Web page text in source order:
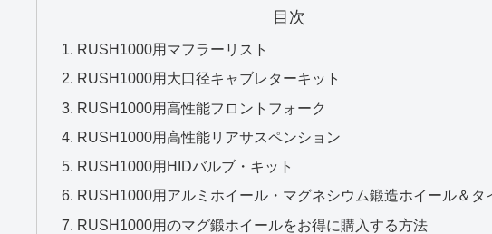
目次
RUSH1000用マフラーリスト
RUSH1000用大口径キャブレターキット
RUSH1000用高性能フロントフォーク
RUSH1000用高性能リアサスペンション
RUSH1000用HIDバルブ・キット
RUSH1000用アルミホイール・マグネシウム鍛造ホイール＆タ
RUSH1000用のマグ鍛ホイールをお得に購入する方法